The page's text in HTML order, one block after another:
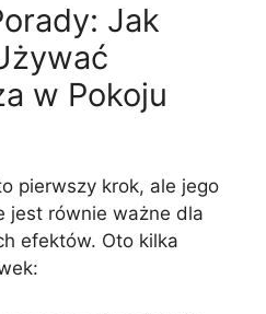
Jak
w Pokoju
pierwszy krok, ale jego
jest równie ważne dla
efektów. Oto kilka